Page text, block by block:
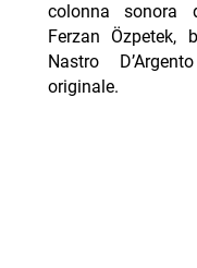
colonna sonora
Ferzan
Nastro
originale.